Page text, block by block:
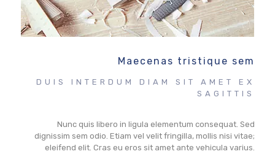
Maecenas tristique sem
DUIS INTERDUM DIAM SIT AMET EX
SAGITTIS
Nunc quis libero in ligula elementum consequat. Sed
dignissim sem odio. Etiam vel velit fringilla, mollis nisi vitae;
eleifend elit. Cras eu eros sit amet ante vehicula varius.